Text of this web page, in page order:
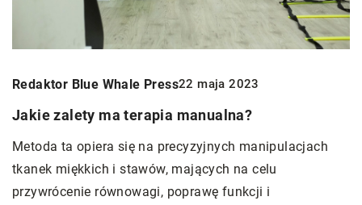
Redaktor Blue Whale Press22 maja 2023
Jakie zalety ma terapia manualna?
Metoda ta opiera się na precyzyjnych manipulacjach
tkanek miękkich i stawów, mających na celu
przywrócenie równowagi, poprawę funkcji i